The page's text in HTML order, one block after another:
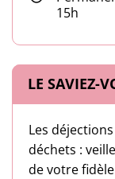
15h
LE SAVIEZ-
Les
déchets :
de votre